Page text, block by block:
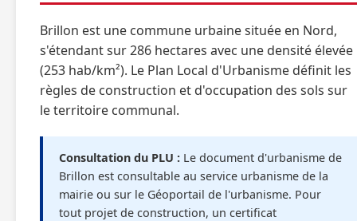
Brillon est une commune urbaine située en Nord,
s'étendant sur 286 hectares avec une densité élevée
(253 hab/km²). Le Plan Local d'Urbanisme définit les
règles de construction et d'occupation des sols sur
le territoire communal.
Consultation du PLU : Le document d'urbanisme de
Brillon est consultable au service urbanisme de la
mairie ou sur le Géoportail de l'urbanisme. Pour
tout projet de construction, un certificat